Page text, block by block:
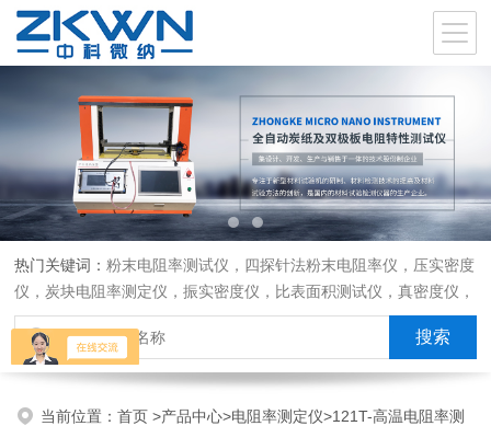
热门关键词：粉末电阻率测试仪，四探针法粉末电阻率仪，压实密度
仪，炭块电阻率测定仪，振实密度仪，比表面积测试仪，真密度仪，
炭块热膨胀仪，炭块透气率仪，炭块二氧化碳反应测定仪
当前位置：首页>产品中心>电阻率测定仪>121T-高温电阻率测